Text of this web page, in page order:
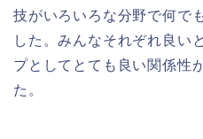
技がいろいろな分野で何で
した。みんなそれぞれ良い
プとしてとても良い関係性
た。